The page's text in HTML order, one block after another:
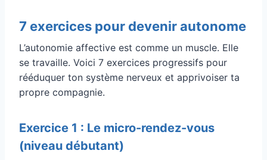
7 exercices pour devenir autonome
L’autonomie affective est comme un muscle. Elle
se travaille. Voici 7 exercices progressifs pour
rééduquer ton système nerveux et apprivoiser ta
propre compagnie.
Exercice 1 : Le micro-rendez-vous
(niveau débutant)